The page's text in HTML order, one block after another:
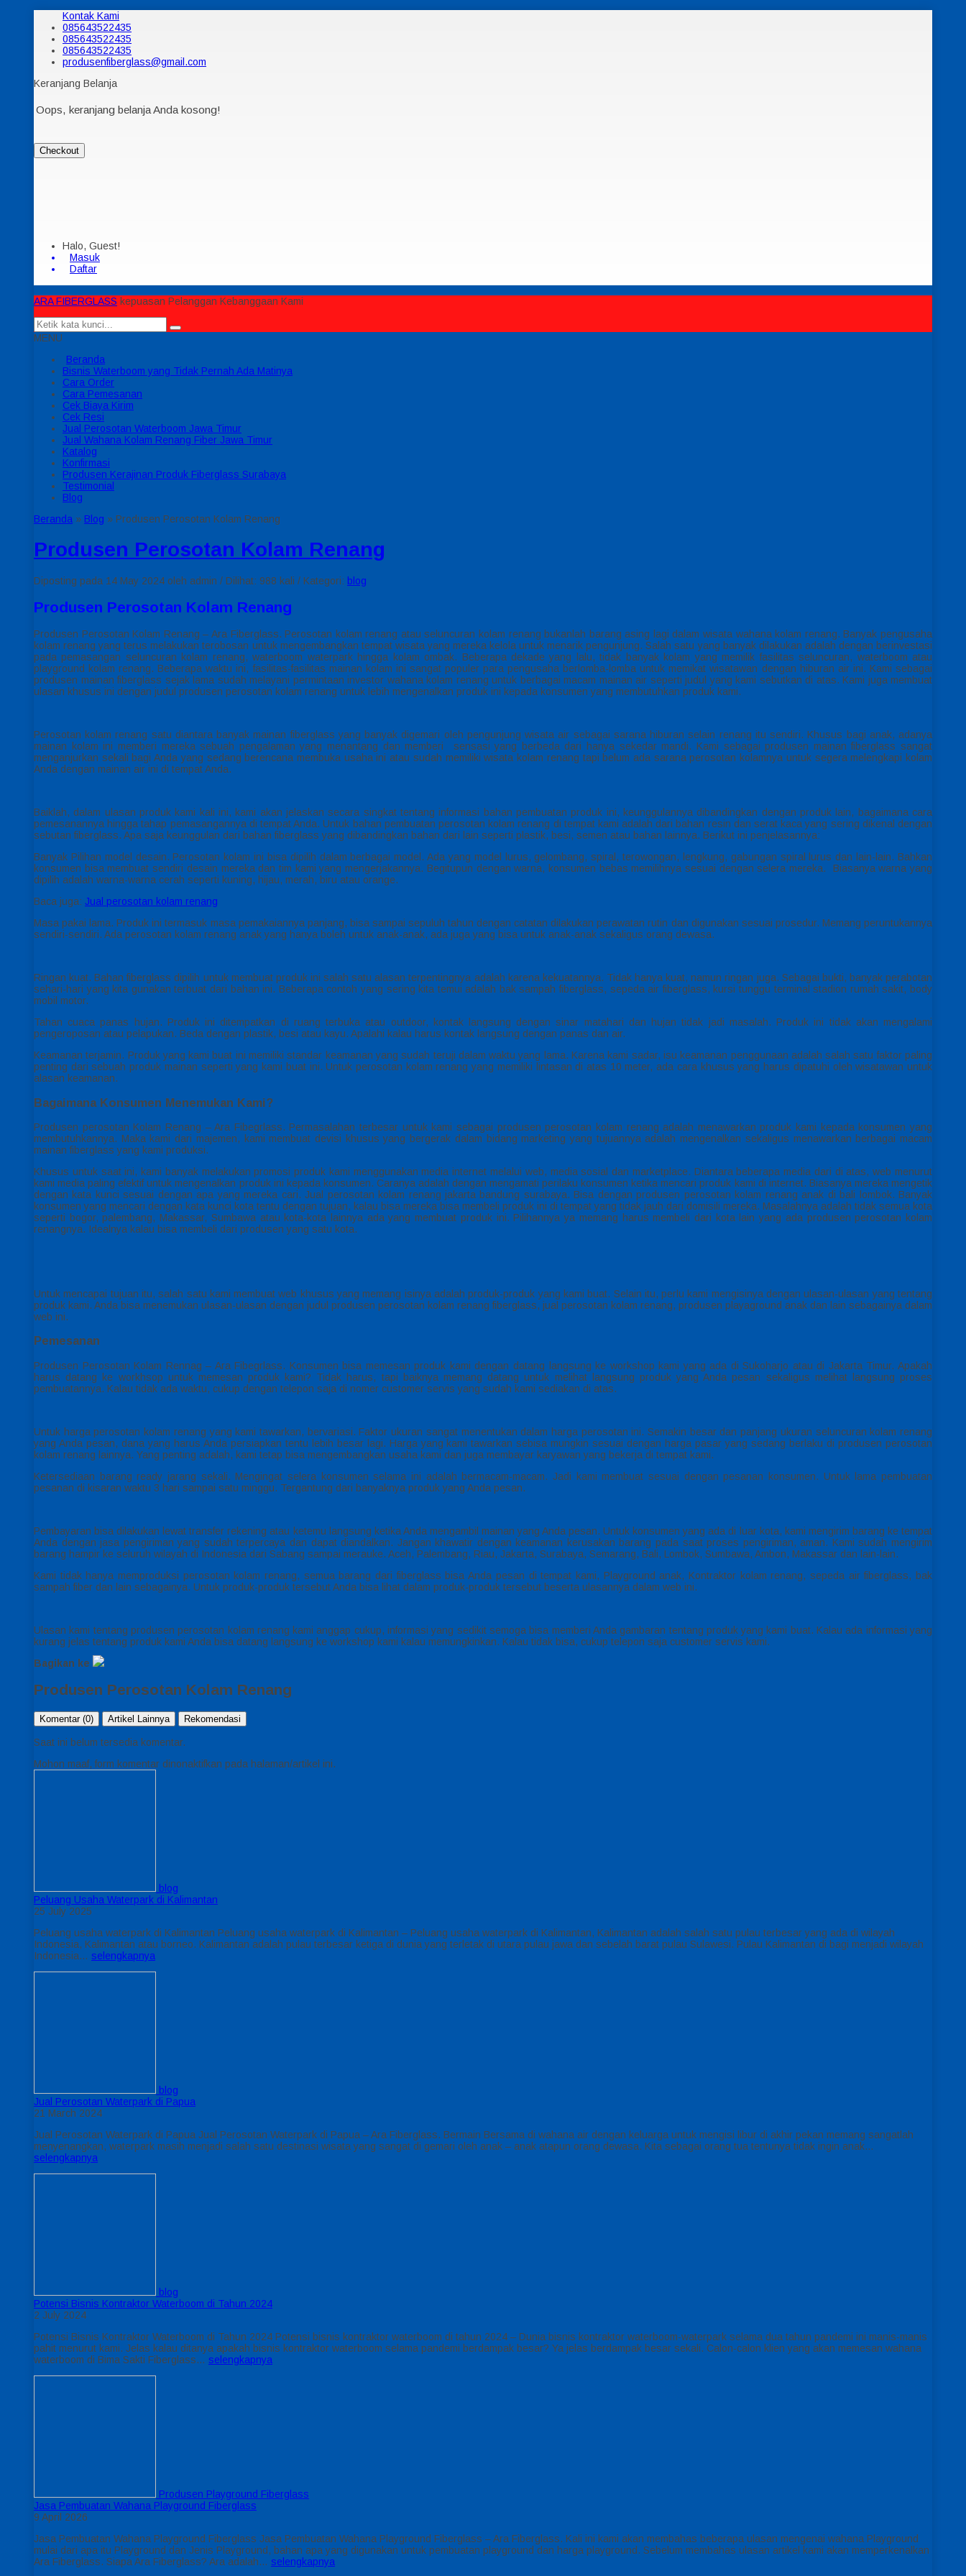
Kontak Kami
085643522435
085643522435
085643522435
produsenfiberglass@gmail.com
Keranjang Belanja
Oops, keranjang belanja Anda kosong!
Checkout
Halo, Guest!
Masuk
Daftar
ARA FIBERGLASS kepuasan Pelanggan Kebanggaan Kami
MENU
Beranda
Bisnis Waterboom yang Tidak Pernah Ada Matinya
Cara Order
Cara Pemesanan
Cek Biaya Kirim
Cek Resi
Jual Perosotan Waterboom Jawa Timur
Jual Wahana Kolam Renang Fiber Jawa Timur
Katalog
Konfirmasi
Produsen Kerajinan Produk Fiberglass Surabaya
Testimonial
Blog
Beranda » Blog » Produsen Perosotan Kolam Renang
Produsen Perosotan Kolam Renang
Diposting pada 14 May 2024 oleh admin / Dilihat: 988 kali / Kategori: blog
Produsen Perosotan Kolam Renang
Produsen Perosotan Kolam Renang – Ara Fiberglass. Perosotan kolam renang atau seluncuran kolam renang bukanlah barang asing lagi dalam wisata wahana kolam renang. Banyak pengusaha
kolam renang yang terus melakukan terobosan untuk mengembangkan tempat wisata yang mereka kelola untuk menarik pengunjung. Salah satu yang banyak dilakukan adalah dengan berinvestasi
pada pemasangan seluncuran kolam renang, waterboom waterpark hingga kolam ombak. Beberapa dekade yang lalu, tidak banyak kolam yang memilik fasilitas seluncuran, waterboom atau
playground kolam renang. Beberapa waktu ini, fasilitas-fasilitas mainan kolam ini sangat populer para pengusaha berlomba-lomba untuk memikat wisatawan dengan hiburan air ini. Kami sebagai
produsen mainan fiberglass sejak lama sudah melayani permintaan investor wahana kolam renang untuk berbagai macam mainan air seperti judul yang kami sebutkan di atas. Kami juga membuat
ulasan khusus ini dengan judul produsen perosotan kolam renang untuk lebih mengenalkan produk ini kepada konsumen yang membutuhkan produk kami.
Perosotan kolam renang satu diantara banyak mainan fiberglass yang banyak digemari oleh pengunjung wisata air sebagai sarana hiburan selain renang itu sendiri. Khusus bagi anak, adanya
mainan kolam ini memberi mereka sebuah pengalaman yang menantang dan memberi sensasi yang berbeda dari hanya sekedar mandi. Kami sebagai produsen mainan fiberglass sangat
menganjurkan sekali bagi Anda yang sedang berencana membuka usaha ini atau sudah memiliki wisata kolam renang tapi belum ada sarana perosotan kolamnya untuk segera melengkapi kolam
Anda dengan mainan air ini di tempat Anda.
Baiklah, dalam ulasan produk kami kali ini, kami akan jelaskan secara singkat tentang informasi bahan pembuatan produk ini, keunggulannya dibandingkan dengan produk lain, bagaimana cara
pemesanannya hingga tahap pemasangannya di tempat Anda. Untuk bahan pembuatan perosotan kolam renang di tempat kami adalah dari bahan resin dan serat kaca yang sering dikenal dengan
sebutan fiberglass. Apa saja keunggulan dari bahan fiberglass yang dibandingkan bahan dari lain seperti plastik, besi, semen atau bahan lainnya. Berikut ini penjelasannya:
Banyak Pilihan model desain. Perosotan kolam ini bisa dipilih dalam berbagai model. Ada yang model lurus, gelombang, spiral, terowongan, lengkung, gabungan spiral lurus dan lain-lain. Bahkan
konsumen bisa membuat sendiri desain mereka dan tim kami yang mengerjakannya. Begitupun dengan warna, konsumen bebas memilihnya sesuai dengan selera mereka. Biasanya warna yang
dipilih adalah warna-warna cerah seperti kuning, hijau, merah, biru atau orange.
Baca juga: Jual perosotan kolam renang
Masa pakai lama. Produk ini termasuk masa pemakaiannya panjang, bisa sampai sepuluh tahun dengan catatan dilakukan perawatan rutin dan digunakan sesuai prosedur. Memang peruntukannya
sendiri-sendiri. Ada perosotan kolam renang anak yang hanya boleh untuk anak-anak, ada juga yang bisa untuk anak-anak sekaligus orang dewasa.
Ringan kuat. Bahan fiberglass dipilih untuk membuat produk ini salah satu alasan terpentingnya adalah karena kekuatannya. Tidak hanya kuat, namun ringan juga. Sebagai bukti, banyak perabotan
sehari-hari yang kita gunakan terbuat dari bahan ini. Beberapa contoh yang sering kita temui adalah bak sampah fiberglass, sepeda air fiberglass, kursi tunggu terminal stadion rumah sakit, body
mobil motor.
Tahan cuaca panas hujan. Produk ini ditempatkan di ruang terbuka atau outdoor, kontak langsung dengan sinar matahari dan hujan tidak jadi masalah. Produk ini tidak akan mengalami
pengeroposan atau pelapukan. Beda dengan plastik, besi atau kayu. Apalahi kalau harus kontak langsung dengan panas dan air.
Keamanan terjamin. Produk yang kami buat ini memiliki standar keamanan yang sudah teruji dalam waktu yang lama. Karena kami sadar, isu keamanan penggunaan adalah salah satu faktor paling
penting dari sebuah produk mainan seperti yang kami buat ini. Untuk perosotan kolam renang yang memiliki lintasan di atas 10 meter, ada cara khusus yang harus dipatuhi oleh wisatawan untuk
alasan keamanan.
Bagaimana Konsumen Menemukan Kami?
Produsen perosotan Kolam Renang – Ara Fibegrlass. Permasalahan terbesar untuk kami sebagai produsen perosotan kolam renang adalah menawarkan produk kami kepada konsumen yang
membutuhkannya. Maka kami dari majemen, kami membuat devisi khusus yang bergerak dalam bidang marketing yang tujuannya adalah mengenalkan sekaligus menawarkan berbagai macam
mainan fiberglass yang kami produksi.
Khusus untuk saat ini, kami banyak melakukan promosi produk kami menggunakan media internet melalui web, media sosial dan marketplace. Diantara beberapa media dari di atas, web menurut
kami media paling efektif untuk mengenalkan produk ini kepada konsumen. Caranya adalah dengan mengamati perilaku konsumen ketika mencari produk kami di internet. Biasanya mereka mengetik
dengan kata kunci sesuai dengan apa yang mereka cari. Jual perosotan kolam renang jakarta bandung surabaya. Bisa dengan produsen perosotan kolam renang anak di bali lombok. Banyak
konsumen yang mencari dengan kata kunci kota tentu dengan tujuan, kalau bisa mereka bisa membeli produk ini di tempat yang tidak jauh dari domisili mereka. Masalahnya adalah tidak semua kota
seperti bogor, palembang, Makassar, Sumbawa atau kota-kota lainnya ada yang membuat produk ini. Pilihannya ya memang harus membeli dari kota lain yang ada produsen perosotan kolam
renangnya. Idealnya kalau bisa membeli dari produsen yang satu kota.
Untuk mencapai tujuan itu, salah satu kami membuat web khusus yang memang isinya adalah produk-produk yang kami buat. Selain itu, perlu kami mengisinya dengan ulasan-ulasan yang tentang
produk kami. Anda bisa menemukan ulasan-ulasan dengan judul produsen perosotan kolam renang fiberglass, jual perosotan kolam renang, produsen playaground anak dan lain sebagainya dalam
web ini.
Pemesanan
Produsen Perosotan Kolam Rennag – Ara Fibegrlass. Konsumen bisa memesan produk kami dengan datang langsung ke workshop kami yang ada di Sukoharjo atau di Jakarta Timur. Apakah
harus datang ke workhsop untuk memesan produk kami? Tidak harus, tapi baiknya memang datang untuk melihat langsung produk yang Anda pesan sekaligus melihat langsung proses
pembuatannya. Kalau tidak ada waktu, cukup dengan telepon saja di nomer customer servis yang sudah kami sediakan di atas.
Untuk harga perosotan kolam renang yang kami tawarkan, bervariasi. Faktor ukuran sangat menentukan dalam harga perosotan ini. Semakin besar dan panjang ukuran seluncuran kolam renang
yang Anda pesan, dana yang harus Anda persiapkan tentu lebih besar lagi. Harga yang kami tawarkan sebisa mungkin sesuai dengan harga pasar yang sedang berlaku di produsen perosotan
kolam renang lainnya. Yang penting adalah, kami tetap bisa mengembangkan usaha kami dan juga membayar karyawan yang bekerja di tempat kami.
Ketersediaan barang ready jarang sekali. Mengingat selera konsumen selama ini adalah bermacam-macam. Jadi kami membuat sesuai dengan pesanan konsumen. Untuk lama pembuatan
pesanan di kisaran waktu 3 hari sampai satu minggu. Tergantung dari banyaknya produk yang Anda pesan.
Pembayaran bisa dilakukan lewat transfer rekening atau ketemu langsung ketika Anda mengambil mainan yang Anda pesan. Untuk konsumen yang ada di luar kota, kami mengirim barang ke tempat
Anda dengan jasa pengiriman yang sudah terpercaya dan dapat diandalkan. Jangan khawatir dengan keamanan kerusakan barang pada saat proses pengiriman, aman. Kami sudah mengirim
barang hampir ke seluruh wilayah di Indonesia dari Sabang sampai merauke. Aceh, Palembang, Riau, Jakarta, Surabaya, Semarang, Bali, Lombok, Sumbawa, Ambon, Makassar dan lain-lain.
Kami tidak hanya memproduksi perosotan kolam renang, semua barang dari fiberglass bisa Anda pesan di tempat kami, Playground anak, Kontraktor kolam renang, sepeda air fiberglass, bak
sampah fiber dan lain sebagainya. Untuk produk-produk tersebut Anda bisa lihat dalam produk-produk tersebut beserta ulasannya dalam web ini.
Ulasan kami tentang produsen perosotan kolam renang kami anggap cukup, informasi yang sedikit semoga bisa memberi Anda gambaran tentang produk yang kami buat. Kalau ada informasi yang
kurang jelas tentang produk kami Anda bisa datang langsung ke workshop kami kalau memungkinkan. Kalau tidak bisa, cukup telepon saja customer servis kami.
Bagikan ke
Produsen Perosotan Kolam Renang
Komentar (0) Artikel Lainnya Rekomendasi
Saat ini belum tersedia komentar.
Mohon maaf, form komentar dinonaktifkan pada halaman/artikel ini.
blog
Peluang Usaha Waterpark di Kalimantan
25 July 2025
Peluang usaha waterpark di Kalimantan Peluang usaha waterpark di Kalimantan – Peluang usaha waterpark di Kalimantan, Kalimantan adalah salah satu pulau terbesar yang ada di wilayah
Indonesia, Kalimantan atau borneo. Kalimantan adalah pulau terbesar ketiga di dunia yang terletak di utara pulau jawa dan sebelah barat pulau Sulawesi. Pulau Kalimantan di bagi menjadi wilayah
Indonesia… selengkapnya
blog
Jual Perosotan Waterpark di Papua
21 March 2024
Jual Perosotan Waterpark di Papua Jual Perosotan Waterpark di Papua – Ara Fiberglass. Bermain Bersama di wahana air dengan keluarga untuk mengisi libur di akhir pekan memang sangatlah
menyenangkan, waterpark masih menjadi salah satu destinasi wisata yang sangat di gemari oleh anak – anak atapun orang dewasa. Kita sebagai orang tua tentunya tidak ingin anak…
selengkapnya
blog
Potensi Bisnis Kontraktor Waterboom di Tahun 2024
2 July 2024
Potensi Bisnis Kontraktor Waterboom di Tahun 2024 Potensi bisnis kontraktor waterboom di tahun 2024 – Dunia bisnis kontraktor waterboom-waterpark selama dua tahun pandemi ini manis-manis
pahit menurut kami. Jelas kalau ditanya apakah bisnis kontraktor waterboom selama pandemi berdampak besar? Ya jelas berdampak besar sekali. Calon-calon klien yang akan memesan wahana
waterboom di Bima Sakti Fiberglass… selengkapnya
Produsen Playground Fiberglass
Jasa Pembuatan Wahana Playground Fiberglass
9 April 2026
Jasa Pembuatan Wahana Playground Fiberglass Jasa Pembuatan Wahana Playground Fiberglass – Ara Fiberglass. Kali ini kami akan membahas beberapa ulasan mengenai wahana Playground
mulai dari apa itu Playground dan Jenis Playground, bahan apa yang digunakan untuk pembuatan playground dan harga playground. Sebelum membahas ulasan artikel kami akan memperkenalkan
Ara Fiberglass. Siapa Ara Fiberglass? Ara adalah… selengkapnya